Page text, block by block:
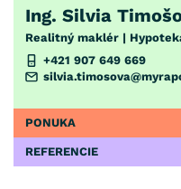
Ing. Silvia
Realitný maklér |
+421 907 649 669
PONUKA
REFERENCIE